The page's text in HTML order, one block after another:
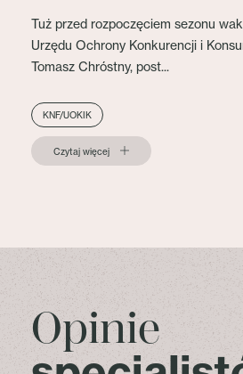
Tuż przed rozpoczęciem sezonu
Urzędu Ochrony Konkurencji i
Tomasz Chróstny, post...
KNF/UOKIK
Czytaj więcej
Opinie